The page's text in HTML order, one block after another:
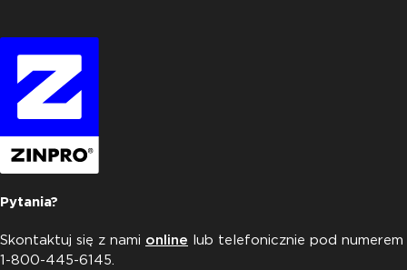
Pytania?
Skontaktuj się z nami online lub telefonicznie pod numerem
1-800-445-6145.